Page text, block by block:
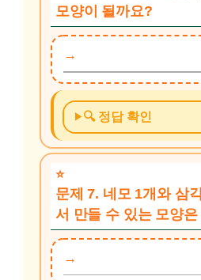
모양이 될까요?
🔍 정답 확인
문제 7. 네모 1개와 삼
서 만들 수 있는 모양